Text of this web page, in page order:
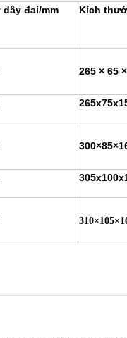
dây đai/mm Kích
265 × 65